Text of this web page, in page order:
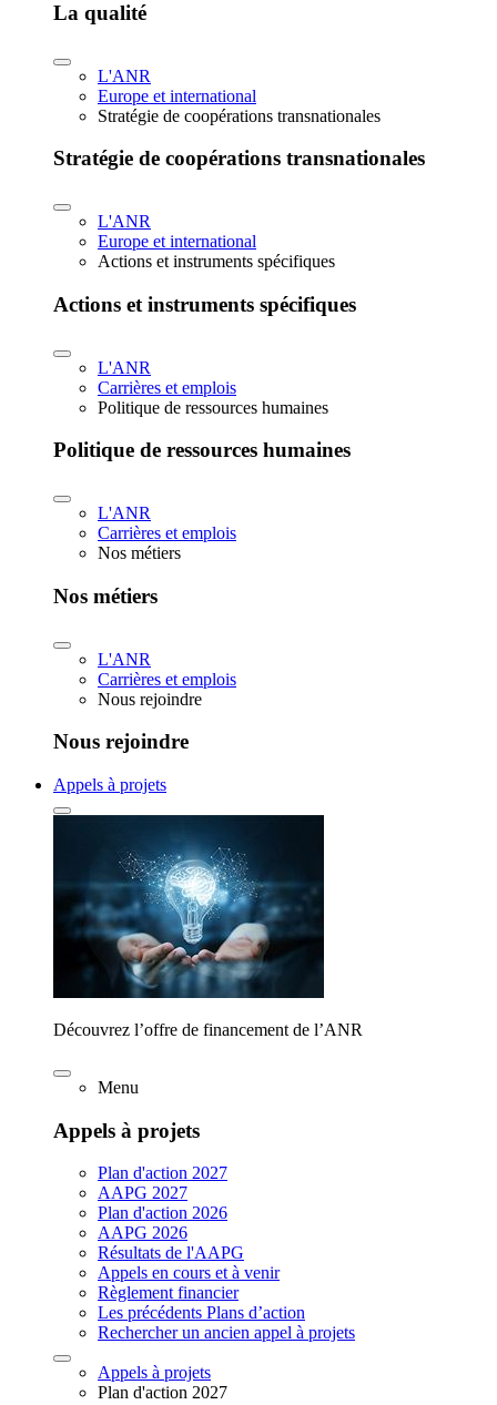
La qualité
L'ANR
Europe et international
Stratégie de coopérations transnationales
Stratégie de coopérations transnationales
L'ANR
Europe et international
Actions et instruments spécifiques
Actions et instruments spécifiques
L'ANR
Carrières et emplois
Politique de ressources humaines
Politique de ressources humaines
L'ANR
Carrières et emplois
Nos métiers
Nos métiers
L'ANR
Carrières et emplois
Nous rejoindre
Nous rejoindre
Appels à projets
Découvrez l’offre de financement de l’ANR
Menu
Appels à projets
Plan d'action 2027
AAPG 2027
Plan d'action 2026
AAPG 2026
Résultats de l'AAPG
Appels en cours et à venir
Règlement financier
Les précédents Plans d’action
Rechercher un ancien appel à projets
Appels à projets
Plan d'action 2027